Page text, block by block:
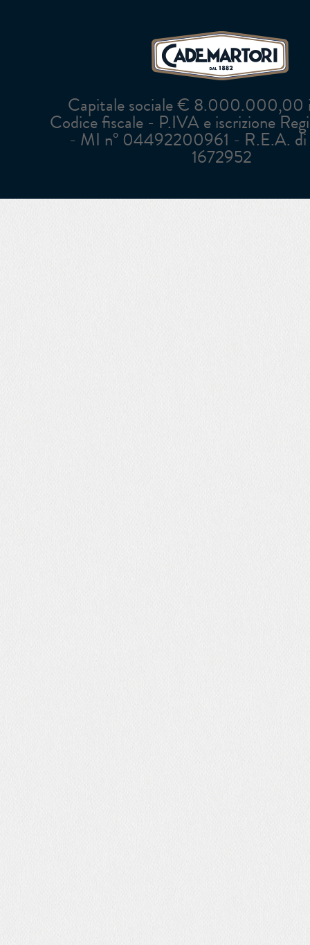
Capitale sociale € 8.000.000,00
Codice fiscale - P.IVA e iscrizione
- MI n° 04492200961 - R.E.A. di
1672952